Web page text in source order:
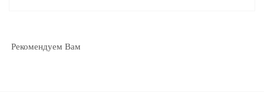
Рекомендуем Вам